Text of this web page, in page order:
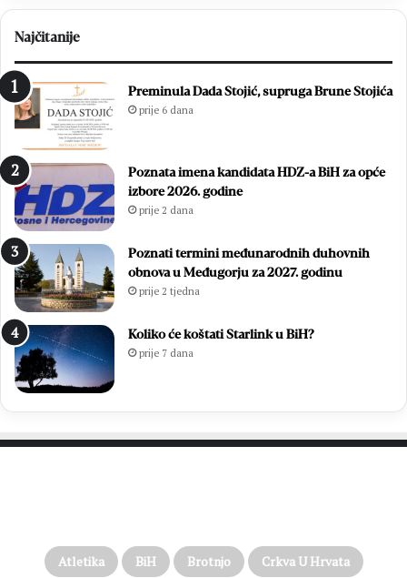
Najčitanije
Preminula Dada Stojić, supruga Brune Stojića
prije 6 dana
Poznata imena kandidata HDZ-a BiH za opće
izbore 2026. godine
prije 2 dana
Poznati termini međunarodnih duhovnih
obnova u Međugorju za 2027. godinu
prije 2 tjedna
Koliko će koštati Starlink u BiH?
prije 7 dana
Atletika BiH Brotnjo Crkva U Hrvata